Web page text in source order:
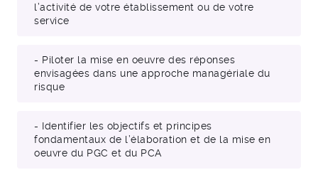
l’activité de votre établissement ou de votre
service
- Piloter la mise en oeuvre des réponses
envisagées dans une approche managériale du
risque
- Identifier les objectifs et principes
fondamentaux de l’élaboration et de la mise en
oeuvre du PGC et du PCA